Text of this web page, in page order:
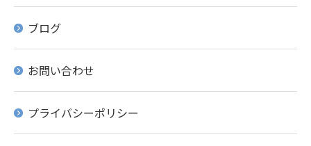
ブログ
お問い合わせ
プライバシーポリシー